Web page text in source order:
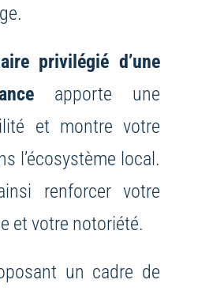
privilégié d’une
apporte une
et montre votre
l’écosystème local.
renforcer votre
et votre notoriété.
un cadre de